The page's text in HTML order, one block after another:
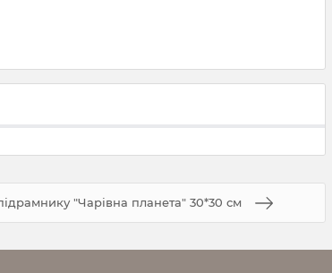
"Чарівна планета" 30*30 см